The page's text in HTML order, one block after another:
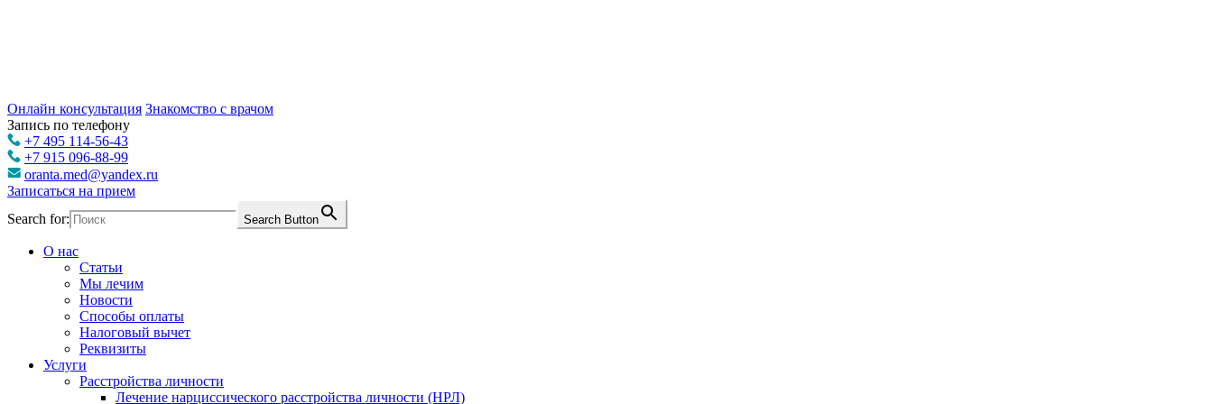
Онлайн консультация Знакомство с врачом
Запись по телефону
+7 495 114-56-43
+7 915 096-88-99
oranta.med@yandex.ru
Записаться на прием
Search for:
Search Button
О нас
Статьи
Мы лечим
Новости
Способы оплаты
Налоговый вычет
Реквизиты
Услуги
Расстройства личности
Лечение нарциссического расстройства личности (НРЛ)